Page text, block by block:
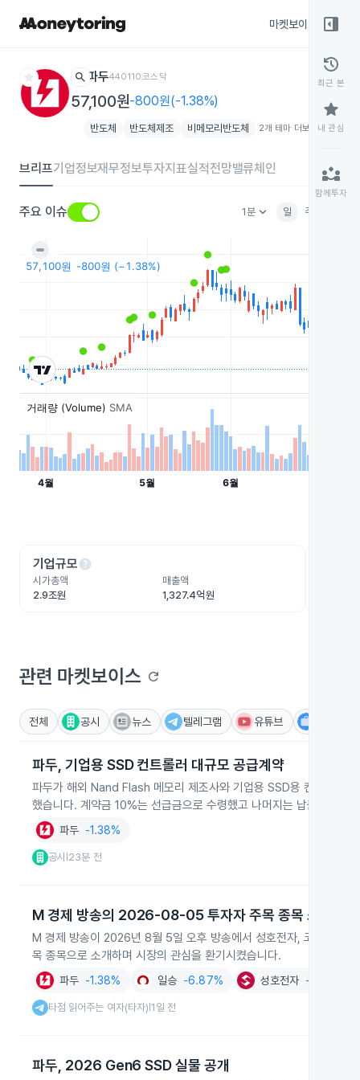
마켓보이스
star search 파두440110코스닥
57,100원-800원(-1.38%)
반도체 반도체제조 비메모리반도체 2개 테마 더보기 add
브리프기업정보재무정보투자지표실적전망밸류체인
주요 이슈 1분keyboard_arrow_down 일 주
기업규모help
시가총액
2.9조원
매출액
1,327.4억원
관련 마켓보이스 refresh
전체 공시 뉴스 텔레그램 유튜브
파두, 기업용 SSD 컨트롤러 대규모 공급계약
파두가 해외 Nand Flash 메모리 제조사와 기업용 SSD용 컨트롤러
했습니다. 계약금 10%는 선급금으로 수령했고 나머지는 납품 후 다
파두 -1.38%
공시 23분 전
M 경제 방송의 2026-08-05 투자자 주목 종목 소개
M 경제 방송이 2026년 8월 5일 오후 방송에서 성호전자, 코리아써
목 종목으로 소개하며 시장의 관심을 환기시켰습니다.
파두 -1.38% 일승 -6.87% 성호전자 -1.09%
타점 읽어주는 여자(타자) |1일 전
파두, 2026 Gen6 SSD 실물 공개
right_panel_open
history
최근 본
star
내 관심
partner_exchange
함께투자